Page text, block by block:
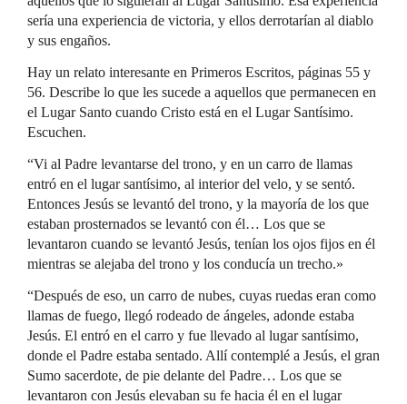
sería una experiencia de victoria, y ellos derrotarían al diablo
y sus engaños.
Hay un relato interesante en Primeros Escritos, páginas 55 y
56. Describe lo que les sucede a aquellos que permanecen en
el Lugar Santo cuando Cristo está en el Lugar Santísimo.
Escuchen.
“Vi al Padre levantarse del trono, y en un carro de llamas
entró en el lugar santísimo, al interior del velo, y se sentó.
Entonces Jesús se levantó del trono, y la mayoría de los que
estaban prosternados se levantó con él… Los que se
levantaron cuando se levantó Jesús, tenían los ojos fijos en él
mientras se alejaba del trono y los conducía un trecho.»
“Después de eso, un carro de nubes, cuyas ruedas eran como
llamas de fuego, llegó rodeado de ángeles, adonde estaba
Jesús. El entró en el carro y fue llevado al lugar santísimo,
donde el Padre estaba sentado. Allí contemplé a Jesús, el gran
Sumo sacerdote, de pie delante del Padre… Los que se
levantaron con Jesús elevaban su fe hacia él en el lugar